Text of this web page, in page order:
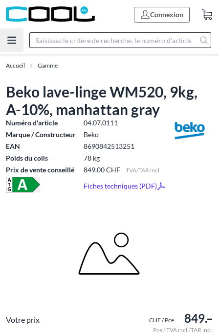
Connexion
Accueil Gamme
Beko lave-linge WM520, 9kg,
A-10%, manhattan gray
Numéro d'article
04.07.0111
Marque / Constructeur
Beko
EAN
8690842513251
Poids du colis
78 kg
Prix de vente conseillé
849.00 CHF TVA/TAR incl.
Fiches techniques (PDF)
Votre prix CHF / Pce 849.–
Pce / TVA incl./TAR incl.